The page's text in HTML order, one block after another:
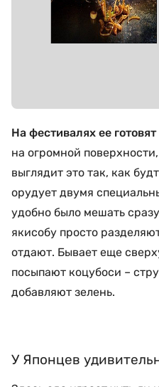
На фестивалях ее
на огромной
выглядит это так, как
орудует двумя
удобно было мешать
якисобу просто
отдают. Бывает еще
посыпают коцубоси –
добавляют зелень.
У Японцев